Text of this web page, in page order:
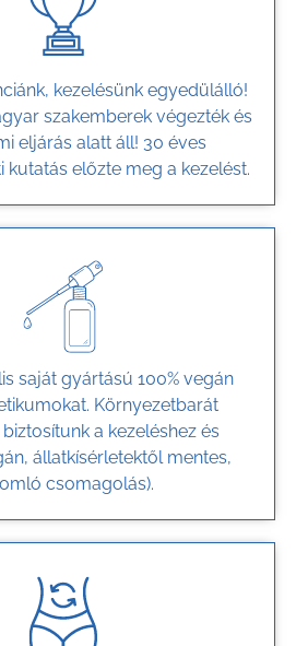
kezelésünk egyedülálló!
szakemberek végezték és
eljárás alatt áll! 30 éves
előzte meg a kezelést.
saját gyártású 100% vegán
Környezetbarát
a kezeléshez és
állatkísérletektől mentes,
csomagolás).